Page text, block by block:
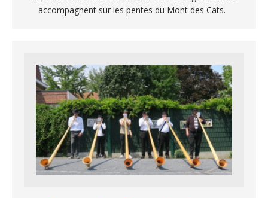
accompagnent sur les pentes du Mont des Cats.